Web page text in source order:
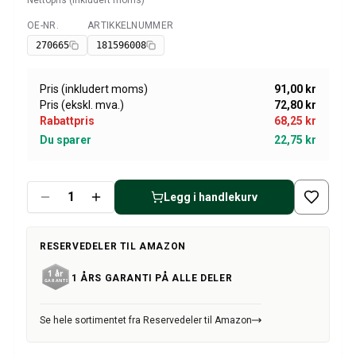
Amazon dekk/felg/navkapsler
Reservedeler til 1800
1800 Bremsesystem
Volvo 1800 Karosseri
1800 Kjølesystem
1800 Motorregulering
1800 Motordeler
1800 Kraftoverføring/Bakaksel
1800 Interiør
Varme/Friskluftsanlegg 1800 (1961–73)
1800 Øvrig
Reservedeler til 140/164
Volvo 140/164 karosseri
140/164 Kjølesystem
Tilgjengelig
OE-NR.
270665
ARTIKKELNUMMER
181596008
Pris (inkludert moms)
91,00 kr
Pris (ekskl. mva.)
72,80 kr
Rabattpris
68,25 kr
Du sparer
22,75 kr
Legg i handlekurv
RESERVEDELER TIL AMAZON
1 ÅRS GARANTI PÅ ALLE DELER
Se hele sortimentet fra Reservedeler til Amazon